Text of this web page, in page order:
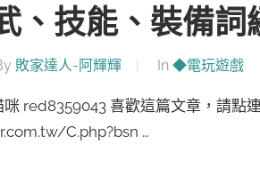
、技能、裝備詞
敗家達人-阿輝輝 In ◆電玩遊戲
red8359043 喜歡這篇文章，請點
C.php?bsn …